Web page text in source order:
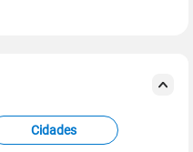
estações
Centro de Previsão
Cidades